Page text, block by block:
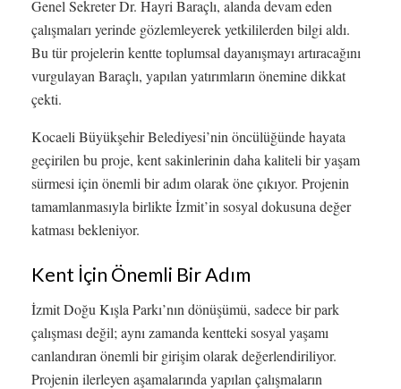
Genel Sekreter Dr. Hayri Baraçlı, alanda devam eden
çalışmaları yerinde gözlemleyerek yetkililerden bilgi aldı.
Bu tür projelerin kentte toplumsal dayanışmayı artıracağını
vurgulayan Baraçlı, yapılan yatırımların önemine dikkat
çekti.
Kocaeli Büyükşehir Belediyesi’nin öncülüğünde hayata
geçirilen bu proje, kent sakinlerinin daha kaliteli bir yaşam
sürmesi için önemli bir adım olarak öne çıkıyor. Projenin
tamamlanmasıyla birlikte İzmit’in sosyal dokusuna değer
katması bekleniyor.
Kent İçin Önemli Bir Adım
İzmit Doğu Kışla Parkı’nın dönüşümü, sadece bir park
çalışması değil; aynı zamanda kentteki sosyal yaşamı
canlandıran önemli bir girişim olarak değerlendiriliyor.
Projenin ilerleyen aşamalarında yapılan çalışmaların